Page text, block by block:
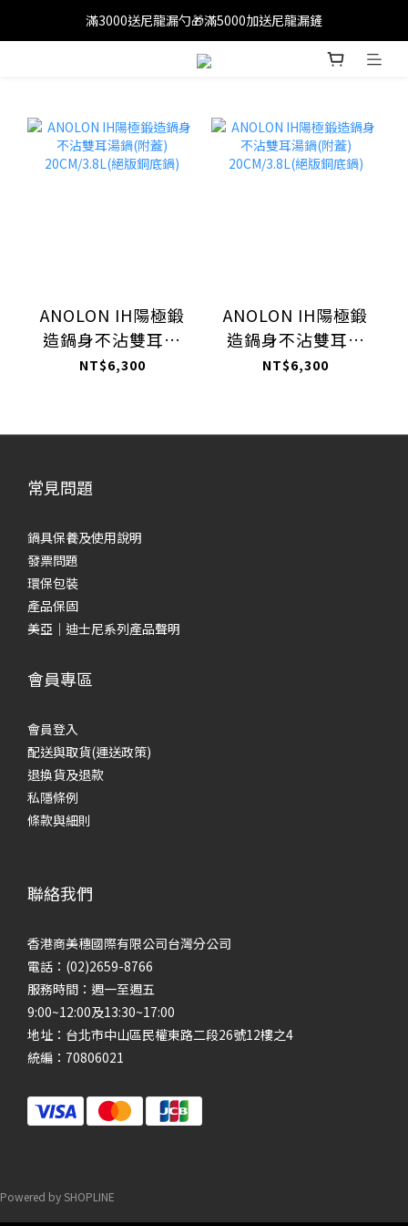
滿1200免運(外島除外)
滿3000送尼龍漏勺🎁滿5000加送尼龍漏鏟
滿1200免運(外島除外)
ANOLON IH陽極鍛
造鍋身不沾雙耳湯
鍋(附蓋)
NT$6,300
ANOLON IH陽極鍛
造鍋身不沾雙耳湯
鍋(附蓋)
NT$6,300
常見問題
鍋具保養及使用說明
發票問題
環保包裝
產品保固
美亞｜迪士尼系列產品聲明
會員專區
會員登入
配送與取貨(運送政策)
退換貨及退款
私隱條例
條款與細則
聯絡我們
香港商美穗國際有限公司台灣分公司
電話：(02)2659-8766
服務時間：週一至週五
9:00~12:00及13:30~17:00
地址：台北市中山區民權東路二段26號12樓之4
統編：70806021
Powered by SHOPLINE